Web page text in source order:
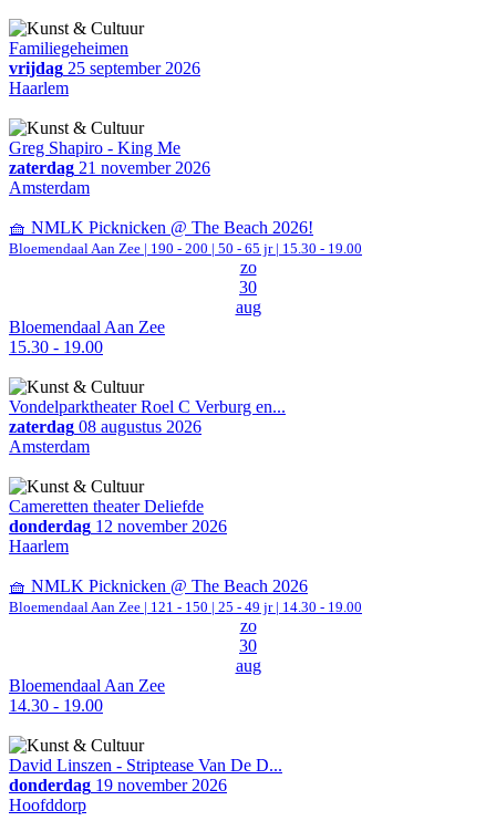
Familiegeheimen
vrijdag 25 september 2026
Haarlem
Greg Shapiro - King Me
zaterdag 21 november 2026
Amsterdam
🧺 NMLK Picknicken @ The Beach 2026!
Bloemendaal Aan Zee | 190 - 200 | 50 - 65 jr | 15.30 - 19.00
zo
30
aug
Bloemendaal Aan Zee
15.30 - 19.00
Vondelparktheater Roel C Verburg en...
zaterdag 08 augustus 2026
Amsterdam
Cameretten theater Deliefde
donderdag 12 november 2026
Haarlem
🧺 NMLK Picknicken @ The Beach 2026
Bloemendaal Aan Zee | 121 - 150 | 25 - 49 jr | 14.30 - 19.00
zo
30
aug
Bloemendaal Aan Zee
14.30 - 19.00
David Linszen - Striptease Van De D...
donderdag 19 november 2026
Hoofddorp